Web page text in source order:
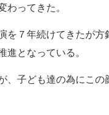
ってきた。
７年続けてきたが方
となっている。
、子ども達の為にこ